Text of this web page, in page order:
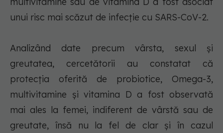
unui risc mai scăzut de infecţie cu SARS-CoV-2.
Analizând date precum vârsta, sexul şi
greutatea, cercetătorii au constatat că
protecţia oferită de probiotice, Omega-3,
multivitamine şi vitamina D a fost observată
mai ales la femei, indiferent de vârstă sau de
greutate, însă nu la fel de clar şi în cazul